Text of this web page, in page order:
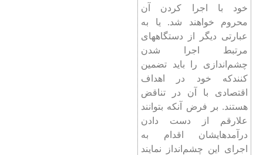
خود با اجرا کردن آن
محروم خواهند شد. یا به
عبارتی دیگر از دستگاههای
مرتبط اجرا شدن
چشم‌اندازی را باید تضمین
کنندکه خود در اهداف
اقتصادی با آن در تناقض
هستند. بر فرض آنکه بتوانند
علارقم از دست دادن
درآمدهایشان اقدام به
اجرای این چشم‌انداز نمایند